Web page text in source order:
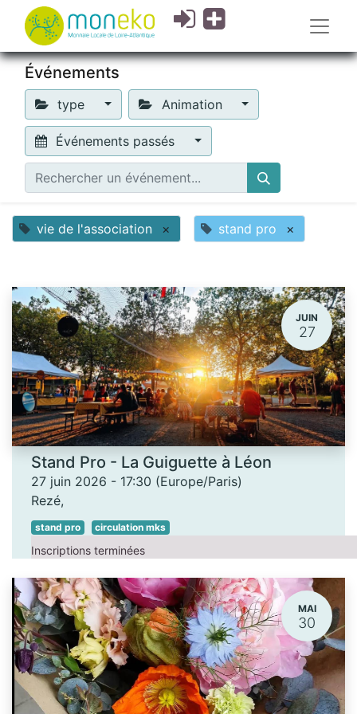
Événements
type Animation
Événements passés
vie de l'association × stand pro ×
JUIN
27
Stand Pro - La Guiguette à Léon
27 juin 2026 - 17:30 (Europe/Paris)
Rezé,
stand pro circulation mks
Inscriptions terminées
MAI
30